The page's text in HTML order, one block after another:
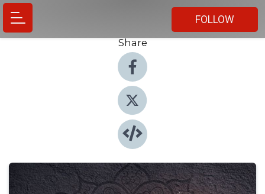
FOLLOW
Share